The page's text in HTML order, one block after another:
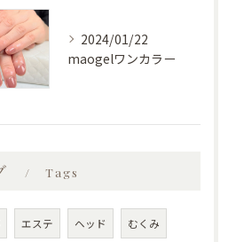
2024/01/22
maogelワンカラー
Tags
エステ ヘッド むくみ